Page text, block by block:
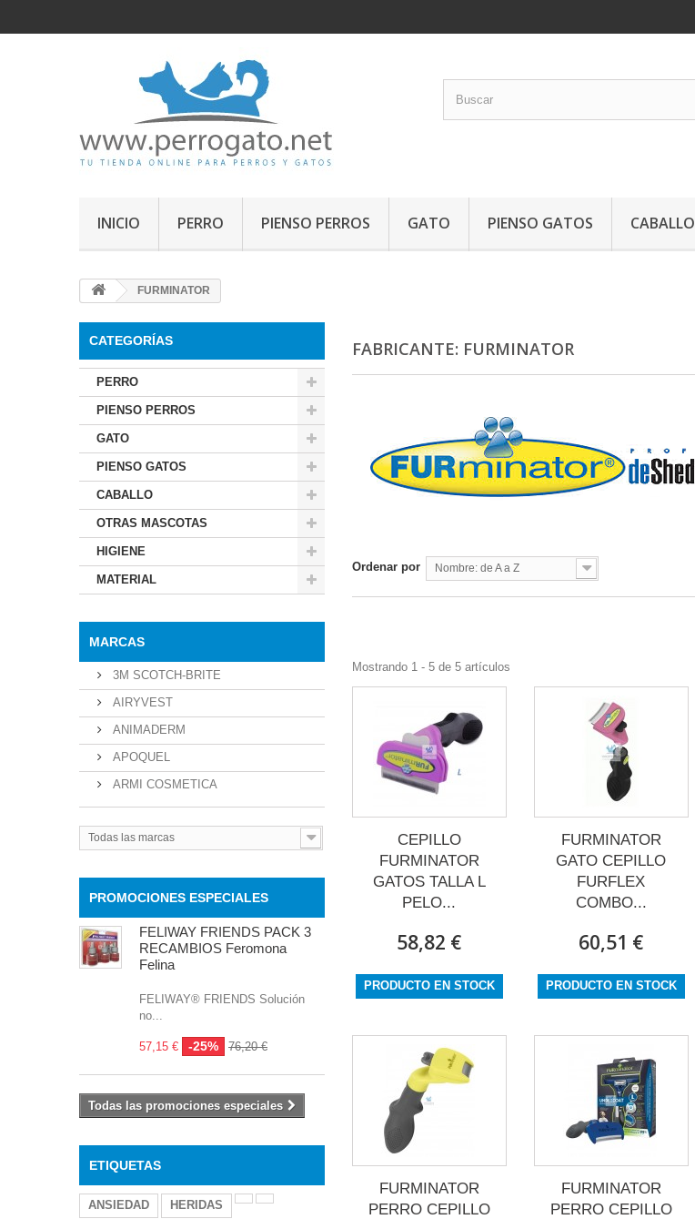
INICIO PERRO PIENSO PERROS GATO PIENSO GATOS CABALLO
FURMINATOR
CATEGORÍAS
PERRO
PIENSO PERROS
GATO
PIENSO GATOS
CABALLO
OTRAS MASCOTAS
HIGIENE
MATERIAL
MARCAS
3M SCOTCH-BRITE
AIRYVEST
ANIMADERM
APOQUEL
ARMI COSMETICA
Todas las marcas
PROMOCIONES ESPECIALES
FELIWAY FRIENDS PACK 3
RECAMBIOS Feromona
Felina
FELIWAY® FRIENDS Solución
no...
57,15 € -25% 76,20 €
Todas las promociones especiales
ETIQUETAS
ANSIEDAD
HERIDAS
FABRICANTE: FURMINATOR
Ordenar por Nombre: de A a Z
Mostrando 1 - 5 de 5 artículos
CEPILLO
FURMINATOR
GATOS TALLA L
PELO...
58,82 €
PRODUCTO EN STOCK
FURMINATOR
GATO CEPILLO
FURFLEX
COMBO...
60,51 €
PRODUCTO EN STOCK
FURMINATOR
PERRO CEPILLO
FURMINATOR
PERRO CEPILLO